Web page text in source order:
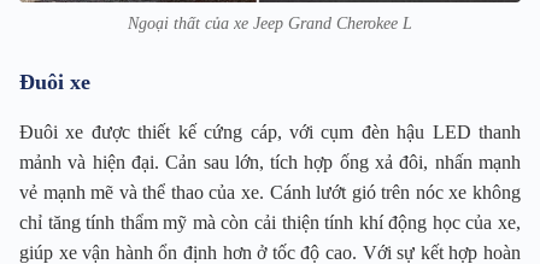
Ngoại thất của xe Jeep Grand Cherokee L
Đuôi xe
Đuôi xe được thiết kế cứng cáp, với cụm đèn hậu LED thanh
mảnh và hiện đại. Cản sau lớn, tích hợp ống xả đôi, nhấn mạnh
vẻ mạnh mẽ và thể thao của xe. Cánh lướt gió trên nóc xe không
chỉ tăng tính thẩm mỹ mà còn cải thiện tính khí động học của xe,
giúp xe vận hành ổn định hơn ở tốc độ cao. Với sự kết hợp hoàn